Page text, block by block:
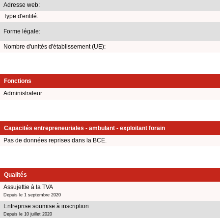
Adresse web:
Type d'entité:
Forme légale:
Nombre d'unités d'établissement (UE):
Fonctions
Administrateur
Capacités entrepreneuriales - ambulant - exploitant forain
Pas de données reprises dans la BCE.
Qualités
Assujettie à la TVA
Depuis le 1 septembre 2020
Entreprise soumise à inscription
Depuis le 10 juillet 2020